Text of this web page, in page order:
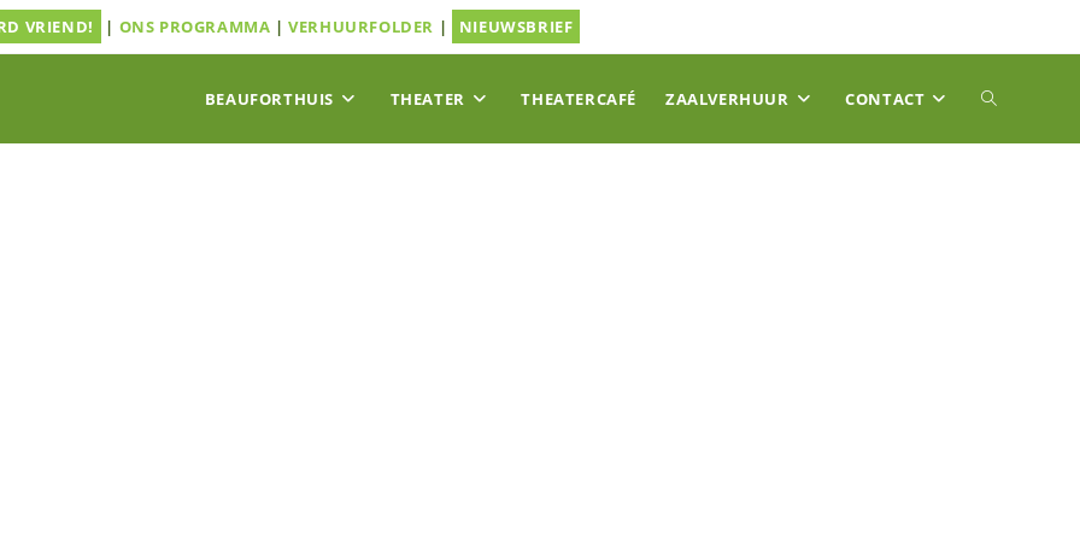
VRIEND! | ONS PROGRAMMA |VERHUURFOLDER | NIEUWSBRIEF
BEAUFORTHUIS THEATER THEATERCAFÉ ZAALVERHUUR CONTACT TOGGLE